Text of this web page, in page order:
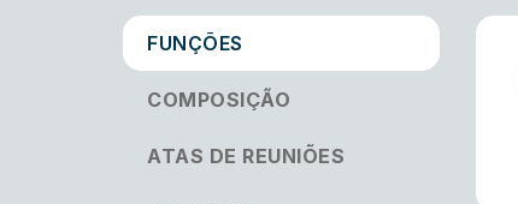
FUNÇÕES
COMPOSIÇÃO
ATAS DE REUNIÕES